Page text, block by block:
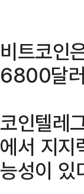
비트코인
6800달
코인텔레
에서 지지
능성이 있